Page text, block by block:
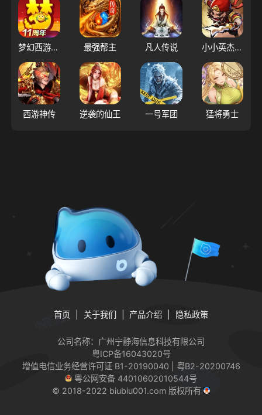
梦幻西游（大陆服） 最强帮主 凡人传说 小小英杰：合战天下
西游神传 逆袭的仙王 一号军团 猛将勇士
首页 关于我们 产品介绍 隐私政策
公司名称：广州宁静海信息科技有限公司
粤ICP备16043020号
增值电信业务经营许可证 B1-20190040 | 粤B2-20200746
粤公网安备 44010602010544号
© 2018-2022 biubiu001.com 版权所有